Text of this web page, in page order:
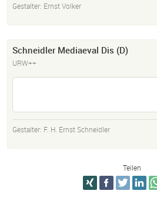
Gestalter: Ernst Volker
Schneidler Mediaeval Dis (D)
URW++
Gestalter: F. H. Ernst Schneidler
Teilen